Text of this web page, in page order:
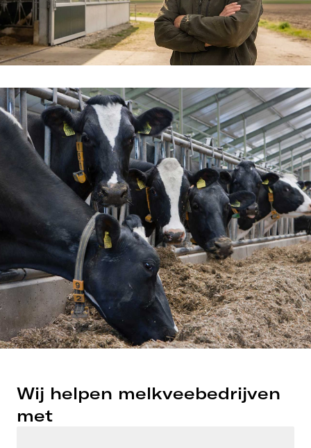
Wij helpen melkveebedrijven
met